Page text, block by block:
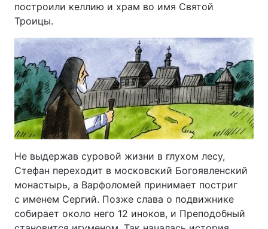
построили келлию и храм во имя Святой
Троицы.
Не выдержав суровой жизни в глухом лесу,
Стефан переходит в московский Богоявленский
монас­тырь, а Варфоломей принимает постриг
с именем Сергий. Позже слава о подвижнике
собирает ок­оло него 12 иноков, и Преподобный